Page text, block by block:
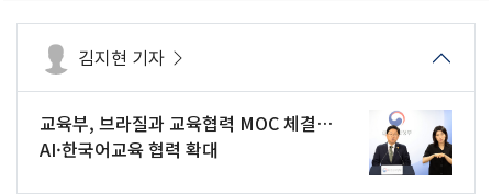
김지현 기자
교육부, 브라질과 교육협력 MOC 체결…
AI·한국어교육 협력 확대